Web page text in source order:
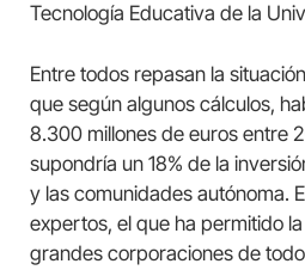
Tecnología Educativa de la
Entre todos repasan la
que según algunos cálculos,
8.300 millones de euros entre
supondría un 18% de la
y las comunidades autónoma.
expertos, el que ha permitido
grandes corporaciones de